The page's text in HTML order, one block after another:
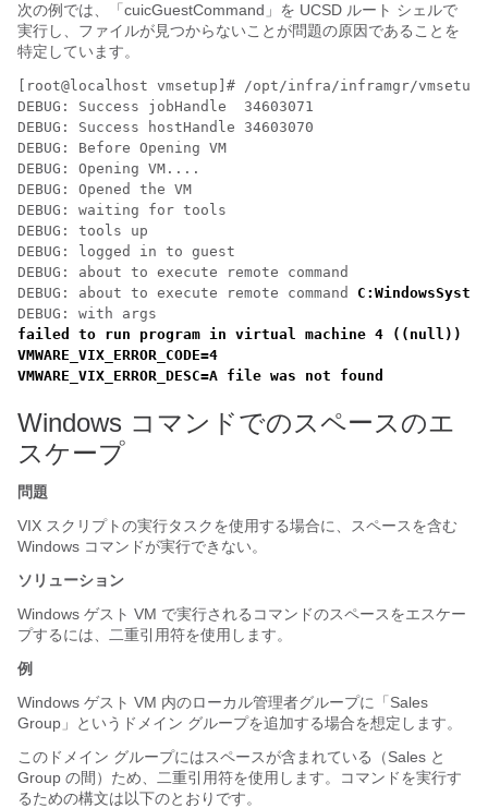
次の例では、「cuicGuestCommand」を UCSD ルート シェルで
実行し、ファイルが見つからないことが問題の原因であることを
特定しています。
[root@localhost vmsetup]# /opt/infra/inframgr/vmsetup/
DEBUG: Success jobHandle  34603071
DEBUG: Success hostHandle 34603070
DEBUG: Before Opening VM
DEBUG: Opening VM....
DEBUG: Opened the VM
DEBUG: waiting for tools
DEBUG: tools up
DEBUG: logged in to guest
DEBUG: about to execute remote command
DEBUG: about to execute remote command
failed to run program in virtual machine 4 ((null))
VMWARE_VIX_ERROR_CODE=4
Windows コマンドでのスペースのエ
スケープ
問題
VIX スクリプトの実行タスクを使用する場合に、スペースを含む
Windows コマンドが実行できない。
ソリューション
Windows ゲスト VM で実行されるコマンドのスペースをエスケー
プするには、二重引用符を使用します。
例
Windows ゲスト VM 内のローカル管理者グループに「Sales
Group」というドメイン グループを追加する場合を想定します。
このドメイン グループにはスペースが含まれている（Sales と
Group の間）ため、二重引用符を使用します。コマンドを実行す
るための構文は以下のとおりです。